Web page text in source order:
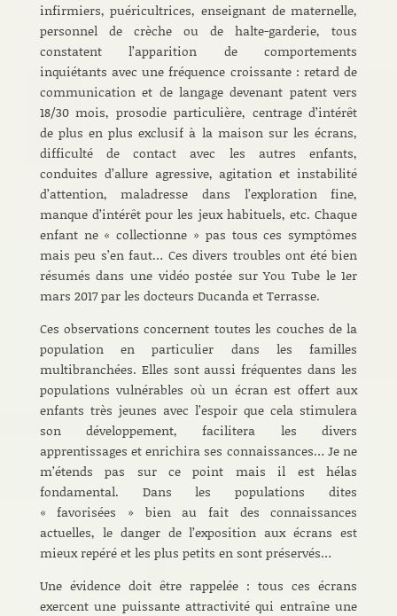
infirmiers, puéricultrices, enseignant de maternelle,
personnel de crèche ou de halte-garderie, tous
constatent l’apparition de comportements
inquiétants avec une fréquence croissante : retard de
communication et de langage devenant patent vers
18/30 mois, prosodie particulière, centrage d’intérêt
de plus en plus exclusif à la maison sur les écrans,
difficulté de contact avec les autres enfants,
conduites d’allure agressive, agitation et instabilité
d’attention, maladresse dans l’exploration fine,
manque d’intérêt pour les jeux habituels, etc. Chaque
enfant ne « collectionne » pas tous ces symptômes
mais peu s’en faut… Ces divers troubles ont été bien
résumés dans une vidéo postée sur You Tube le 1er
mars 2017 par les docteurs Ducanda et Terrasse.
Ces observations concernent toutes les couches de la
population en particulier dans les familles
multibranchées. Elles sont aussi fréquentes dans les
populations vulnérables où un écran est offert aux
enfants très jeunes avec l’espoir que cela stimulera
son développement, facilitera les divers
apprentissages et enrichira ses connaissances… Je ne
m’étends pas sur ce point mais il est hélas
fondamental. Dans les populations dites
« favorisées » bien au fait des connaissances
actuelles, le danger de l’exposition aux écrans est
mieux repéré et les plus petits en sont préservés…
Une évidence doit être rappelée : tous ces écrans
exercent une puissante attractivité qui entraîne une